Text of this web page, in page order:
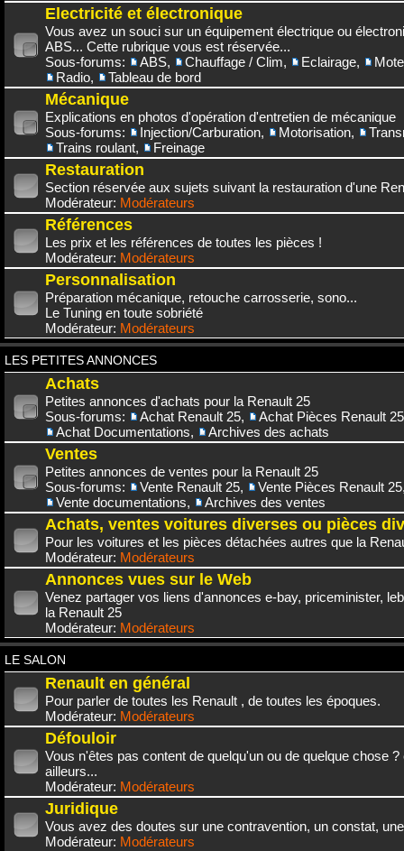
Electricité et électronique
Vous avez un souci sur un équipement électrique ou
ABS... Cette rubrique vous est réservée...
Sous-forums:
ABS, Chauffage / Clim, Eclairage,
Radio, Tableau de bord
Mécanique
Explications en photos d'opération d'entretien de mécanique
Sous-forums:
Injection/Carburation, Motorisation,
Trains roulant, Freinage
Restauration
Section réservée aux sujets suivant la restauration d'une
Modérateur: Modérateurs
Références
Les prix et les références de toutes les pièces !
Modérateur: Modérateurs
Personnalisation
Préparation mécanique, retouche carrosserie, sono...
Le Tuning en toute sobriété
Modérateur: Modérateurs
LES PETITES ANNONCES
Achats
Petites annonces d'achats pour la Renault 25
Sous-forums:
Achat Renault 25,
Achat Pièces Renault 25
Achat Documentations, Archives des achats
Ventes
Petites annonces de ventes pour la Renault 25
Sous-forums:
Vente Renault 25, Vente Pièces Renault 25
Vente documentations, Archives des ventes
Achats, ventes voitures diverses ou pièces
Pour les voitures et les pièces détachées autres que la
Modérateur: Modérateurs
Annonces vues sur le Web
Venez partager vos liens d'annonces e-bay, priceminister,
la Renault 25
Modérateur: Modérateurs
LE SALON
Renault en général
Pour parler de toutes les Renault , de toutes les époques.
Modérateur: Modérateurs
Défouloir
Vous n'êtes pas content de quelqu'un ou de quelque chose
ailleurs...
Modérateur: Modérateurs
Juridique
Vous avez des doutes sur une contravention, un constat,
Modérateur: Modérateurs